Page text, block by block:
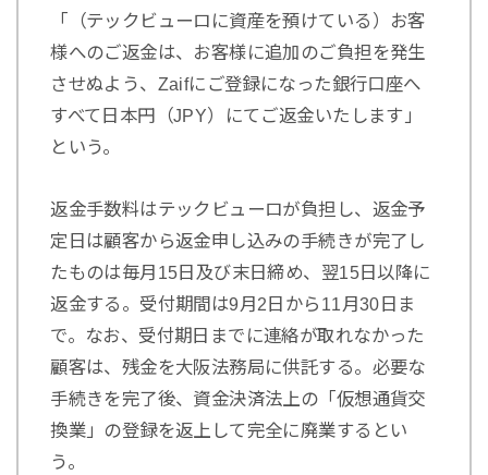
「（テックビューロに資産を預けている）お客
様へのご返金は、お客様に追加のご負担を発生
させぬよう、Zaifにご登録になった銀行口座へ
すべて日本円（JPY）にてご返金いたします」
という。
返金手数料はテックビューロが負担し、返金予
定日は顧客から返金申し込みの手続きが完了し
たものは毎月15日及び末日締め、翌15日以降に
返金する。受付期間は9月2日から11月30日ま
で。なお、受付期日までに連絡が取れなかった
顧客は、残金を大阪法務局に供託する。必要な
手続きを完了後、資金決済法上の「仮想通貨交
換業」の登録を返上して完全に廃業するとい
う。